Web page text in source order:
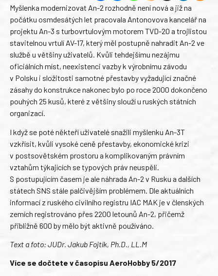
Myšlenka modernizovat An-2 rozhodně není nová a již na
počátku osmdesátých let pracovala Antonovova kancelář na
projektu An-3 s turbovrtulovým motorem TVD-20 a trojlistou
stavitelnou vrtulí AV-17, který měl postupně nahradit An-2 ve
službě u většiny uživatelů. Kvůli tehdejšímu nezájmu
oficiálních míst, neexistenci vazby k výrobnímu závodu
v Polsku i složitosti samotné přestavby vyžadující značné
zásahy do konstrukce nakonec bylo po roce 2000 dokončeno
pouhých 25 kusů, které z většiny slouží u ruských státních
organizací.
I když se poté někteří uživatelé snažili myšlenku An-3T
vzkřísit, kvůli vysoké ceně přestavby, ekonomické krizi
v postsovětském prostoru a komplikovaným právním
vztahům týkajících se typových práv neuspěli.
S postupujícím časem je ale náhrada An-2 v Rusku a dalších
státech SNS stále palčivějším problémem. Dle aktuálních
informací z ruského civilního registru IAC MAK je v členských
zemích registrováno přes 2200 letounů An-2, přičemž
přibližně 600 by mělo být aktivně používáno.
Text a foto: JUDr. Jakub Fojtík, Ph.D., LL.M
Více se dočtete v časopisu AeroHobby 5/2017